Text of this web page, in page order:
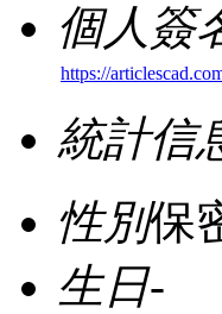
個人簽
https://
統計信
性別保
生日-